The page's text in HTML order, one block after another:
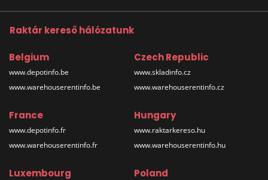
Raktár kereső hálózatunk
Belgium
www.depotinfo.be
www.warehouserentinfo.be
Czech Republic
www.skladinfo.cz
www.warehouserentinfo.cz
France
www.depotinfo.fr
www.warehouserentinfo.fr
Hungary
www.raktarkereso.hu
www.warehouserentinfo.hu
Luxembourg Poland